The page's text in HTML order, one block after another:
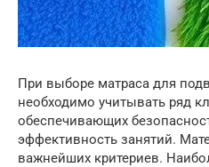
При выборе матраса для
необходимо учитывать ряд
обеспечивающих
эффективность занятий.
важнейших критериев.